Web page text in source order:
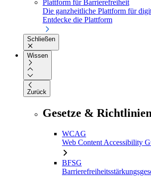
Plattform für Barrierefreiheit
Die ganzheitliche Plattform für
Entdecke die Plattform
Schließen
Wissen
Zurück
Gesetze & Richtlinien
WCAG
Web Content Accessibility
BFSG